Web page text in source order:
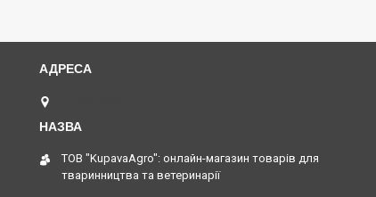
ТОВ "KupavaAgro": онлайн-магазин товарів для
тваринництва та ветеринарії